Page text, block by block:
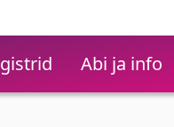
Abi ja info